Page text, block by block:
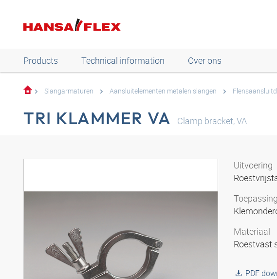
Products Technical information Over ons
Slangarmaturen Aansluitelementen metalen slangen
TRI KLAMMER VA Clamp bracket, VA
Uitvoering
Toepassing
Materiaal
Roestvast
PDF